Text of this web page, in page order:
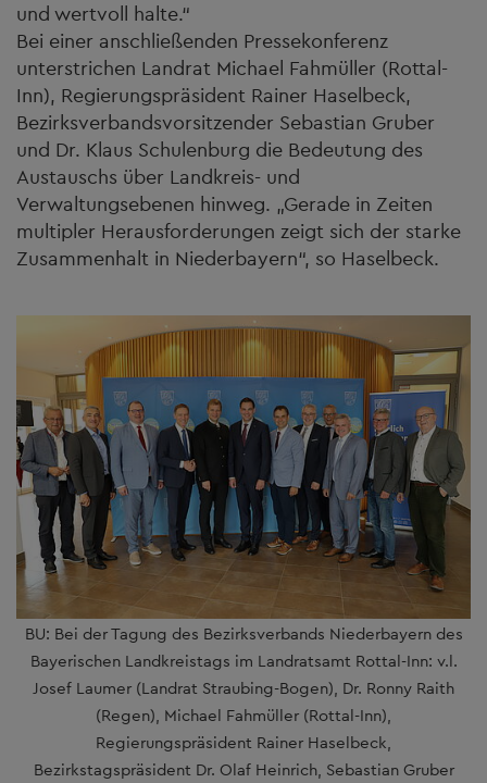
und wertvoll halte.“
Bei einer anschließenden Pressekonferenz
unterstrichen Landrat Michael Fahmüller (Rottal-
Inn), Regierungspräsident Rainer Haselbeck,
Bezirksverbandsvorsitzender Sebastian Gruber
und Dr. Klaus Schulenburg die Bedeutung des
Austauschs über Landkreis- und
Verwaltungsebenen hinweg. „Gerade in Zeiten
multipler Herausforderungen zeigt sich der starke
Zusammenhalt in Niederbayern“, so Haselbeck.
BU: Bei der Tagung des Bezirksverbands Niederbayern des
Bayerischen Landkreistags im Landratsamt Rottal-Inn: v.l.
Josef Laumer (Landrat Straubing-Bogen), Dr. Ronny Raith
(Regen), Michael Fahmüller (Rottal-Inn),
Regierungspräsident Rainer Haselbeck,
Bezirkstagspräsident Dr. Olaf Heinrich, Sebastian Gruber